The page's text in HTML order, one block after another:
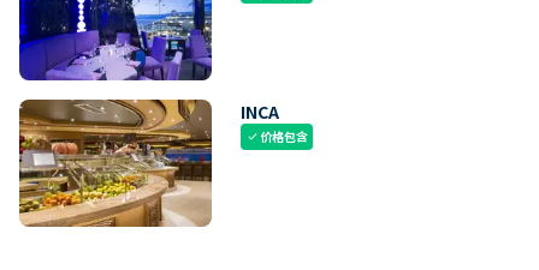
INCA
check价格包含